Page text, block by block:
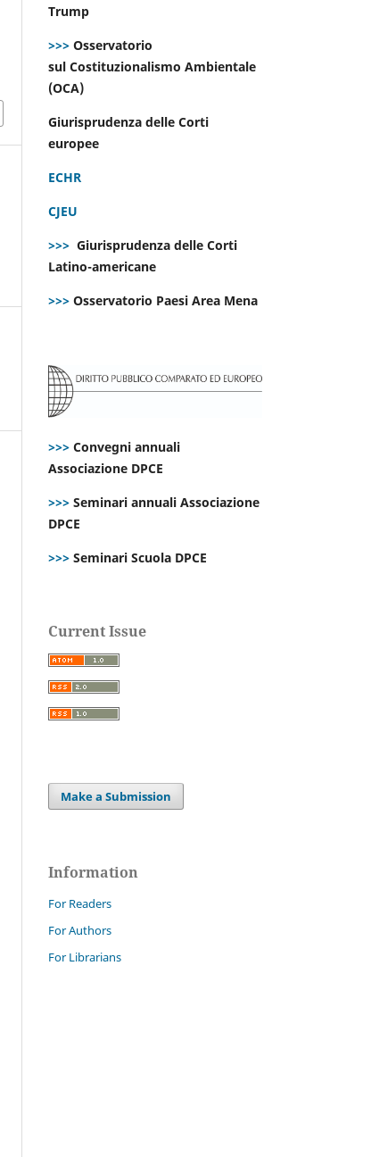
Trump
>>> Osservatorio
sul Costituzionalismo Ambientale
(OCA)
Giurisprudenza delle Corti
europee
ECHR
CJEU
>>> Giurisprudenza delle Corti
Latino-americane
>>> Osservatorio Paesi Area Mena
>>> Convegni annuali
Associazione DPCE
>>> Seminari annuali Associazione
DPCE
>>> Seminari Scuola DPCE
Current Issue
Make a Submission
Information
For Readers
For Authors
For Librarians